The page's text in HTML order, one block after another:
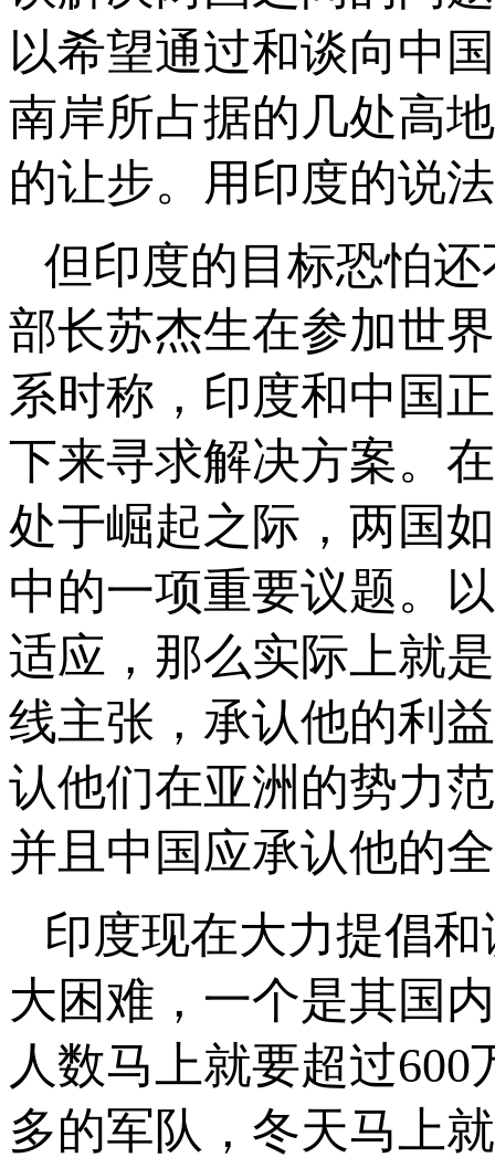
以希望通过和谈向中
南岸所占据的几处高
的让步。用印度的说
但印度的目标恐怕
部长苏杰生在参加世
系时称，印度和中国
下来寻求解决方案。
处于崛起之际，两国
中的一项重要议题。
适应，那么实际上就
线主张，承认他的利
认他们在亚洲的势力
并且中国应承认他的
印度现在大力提倡
大困难，一个是其国
人数马上就要超过
多的军队，冬天马上